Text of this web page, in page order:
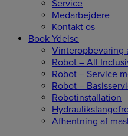
Service
Medarbejdere
Kontakt os
Book Ydelse
Vinteropbevaring
Robot – All
Robot – Service
Robot –
Robotinstallation
Afhentning af